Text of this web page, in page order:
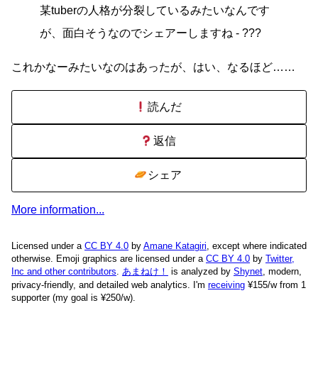
某tuberの人格が分裂しているみたいなんです
が、面白そうなのでシェアーしますね - ???
これかなーみたいなのはあったが、はい、なるほど……
読んだ
返信
シェア
More information...
Licensed under a CC BY 4.0 by Amane Katagiri, except where indicated
otherwise. Emoji graphics are licensed under a CC BY 4.0 by Twitter,
Inc and other contributors. あまねけ！ is analyzed by Shynet, modern,
privacy-friendly, and detailed web analytics. I'm receiving ¥155/w from 1
supporter (my goal is ¥250/w).